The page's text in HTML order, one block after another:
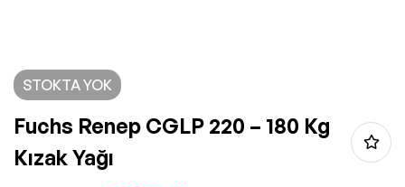
STOKTA YOK
Fuchs Renep CGLP 220 – 180 Kg
Kızak Yağı